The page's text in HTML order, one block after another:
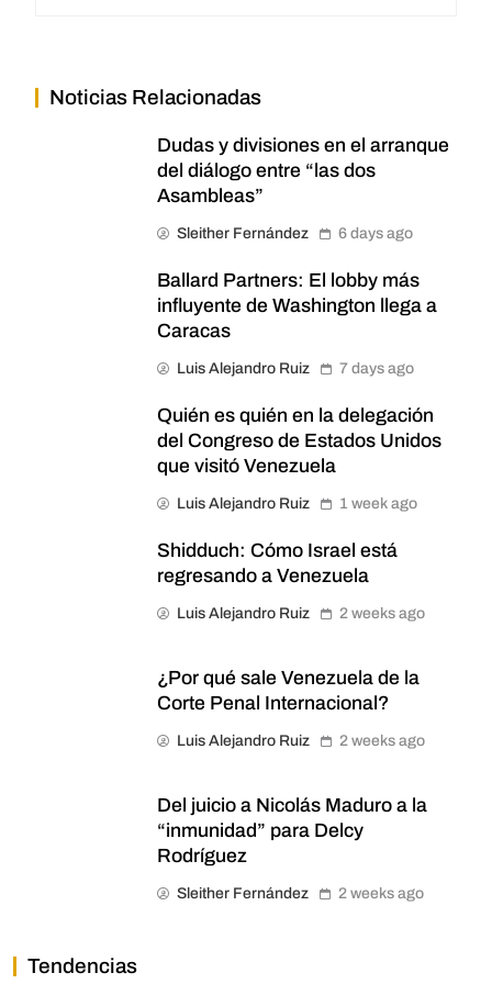
Noticias Relacionadas
Dudas y divisiones en el arranque
del diálogo entre “las dos
Asambleas”
Sleither Fernández 6 days ago
Ballard Partners: El lobby más
influyente de Washington llega a
Caracas
Luis Alejandro Ruiz 7 days ago
Quién es quién en la delegación
del Congreso de Estados Unidos
que visitó Venezuela
Luis Alejandro Ruiz 1 week ago
Shidduch: Cómo Israel está
regresando a Venezuela
Luis Alejandro Ruiz 2 weeks ago
¿Por qué sale Venezuela de la
Corte Penal Internacional?
Luis Alejandro Ruiz 2 weeks ago
Del juicio a Nicolás Maduro a la
“inmunidad” para Delcy
Rodríguez
Sleither Fernández 2 weeks ago
Tendencias